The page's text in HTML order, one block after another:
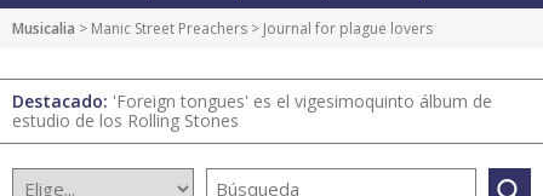
Musicalia > Manic Street Preachers > Journal for plague lovers
Destacado: 'Foreign tongues' es el vigesimoquinto álbum de
estudio de los Rolling Stones